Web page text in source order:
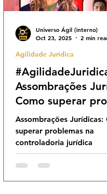
Ageis
#AgilidadeJuridica
Assombrações
Como superar
na controladoria
QUI 23.10.25
Assombrações Jurídicas:
superar problemas na
controladoria jurídica
Agilidade Jurídica
Universo Ágil (interno)
Oct 23, 2025
2 min